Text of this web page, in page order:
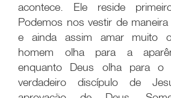
acontece. Ele reside
Podemos nos vestir de
e ainda assim amar muito
homem olha para a
enquanto Deus olha para o
verdadeiro discípulo de